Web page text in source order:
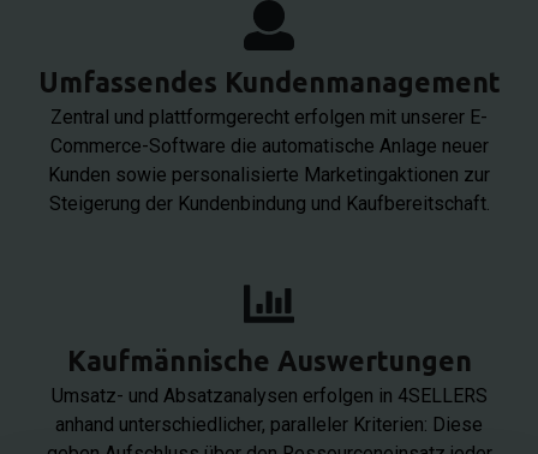
Umfassendes Kundenmanagement
Zentral und plattformgerecht erfolgen mit unserer E-
Commerce-Software die automatische Anlage neuer
Kunden sowie personalisierte Marketingaktionen zur
Steigerung der Kundenbindung und Kaufbereitschaft.
Kaufmännische Auswertungen
Umsatz- und Absatzanalysen erfolgen in 4SELLERS
anhand unterschiedlicher, paralleler Kriterien: Diese